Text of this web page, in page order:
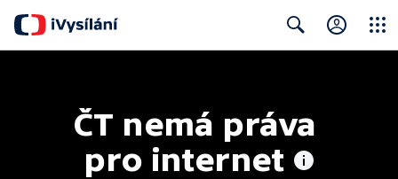
ČT nemá práva
pro internet